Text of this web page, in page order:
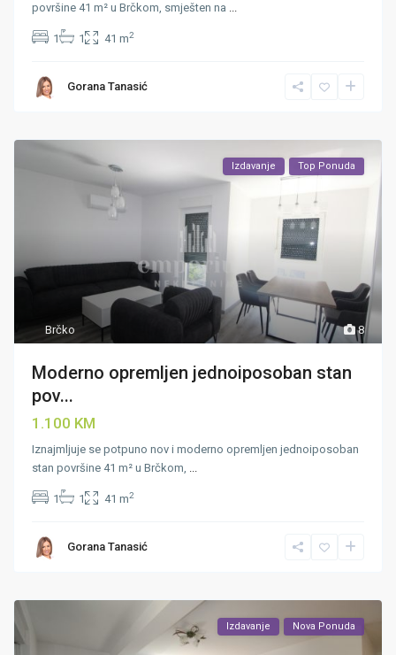
površine 41 m² u Brčkom, smješten na ...
1 1 41 m2
Gorana Tanasić
8
Brčko
Izdavanje Top Ponuda
Moderno opremljen jednoiposoban stan
pov...
1.100 KM
Iznajmljuje se potpuno nov i moderno opremljen jednoiposoban
stan površine 41 m² u Brčkom, ...
1 1 41 m2
Gorana Tanasić
Izdavanje Nova Ponuda